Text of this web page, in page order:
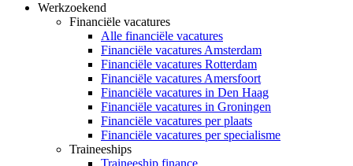
Werkzoekend
Financiële vacatures
Alle financiële vacatures
Financiële vacatures Amsterdam
Financiële vacatures Rotterdam
Financiële vacatures Amersfoort
Financiële vacatures in Den Haag
Financiële vacatures in Groningen
Financiële vacatures per plaats
Financiële vacatures per specialisme
Traineeships
Traineeship finance